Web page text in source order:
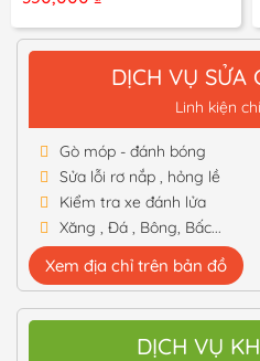
DỊCH VỤ SỬA
Linh kiện
Gò móp - đánh bóng
Sửa lỗi rơ nắp , hỏng lề
Kiểm tra xe đánh lửa
Xăng , Đá , Bông, Bấc...
Xem địa chỉ trên bản đồ
DỊCH VỤ